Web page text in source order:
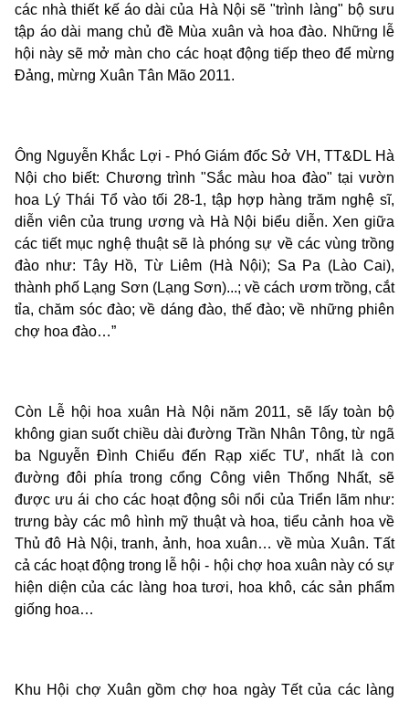
các nhà thiết kế áo dài của Hà Nội sẽ "trình làng" bộ sưu
tập áo dài mang chủ đề Mùa xuân và hoa đào. Những lễ
hội này sẽ mở màn cho các hoạt động tiếp theo để mừng
Đảng, mừng Xuân Tân Mão 2011.
Ông Nguyễn Khắc Lợi - Phó Giám đốc Sở VH, TT&DL Hà
Nội cho biết: Chương trình "Sắc màu hoa đào" tại vườn
hoa Lý Thái Tổ vào tối 28-1, tập hợp hàng trăm nghệ sĩ,
diễn viên của trung ương và Hà Nội biểu diễn. Xen giữa
các tiết mục nghệ thuật sẽ là phóng sự về các vùng trồng
đào như: Tây Hồ, Từ Liêm (Hà Nội); Sa Pa (Lào Cai),
thành phố Lạng Sơn (Lạng Sơn)...; về cách ươm trồng, cắt
tỉa, chăm sóc đào; về dáng đào, thế đào; về những phiên
chợ hoa đào…”
Còn Lễ hội hoa xuân Hà Nội năm 2011, sẽ lấy toàn bộ
không gian suốt chiều dài đường Trần Nhân Tông, từ ngã
ba Nguyễn Đình Chiểu đến Rạp xiếc TƯ, nhất là con
đường đôi phía trong cổng Công viên Thống Nhất, sẽ
được ưu ái cho các hoạt động sôi nổi của Triển lãm như:
trưng bày các mô hình mỹ thuật và hoa, tiểu cảnh hoa về
Thủ đô Hà Nội, tranh, ảnh, hoa xuân… về mùa Xuân. Tất
cả các hoạt động trong lễ hội - hội chợ hoa xuân này có sự
hiện diện của các làng hoa tươi, hoa khô, các sản phẩm
giống hoa…
Khu Hội chợ Xuân gồm chợ hoa ngày Tết của các làng